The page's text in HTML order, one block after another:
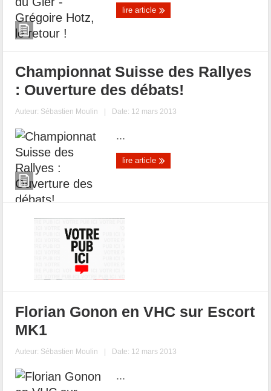
lire article
Championnat Suisse des Rallyes
: Ouverture des débats!
Auteur: Sébastien Moulin | Date: 12 mars 2013
...
lire article
Florian Gonon en VHC sur Escort
MK1
Auteur: Sébastien Moulin | Date: 12 mars 2013
...